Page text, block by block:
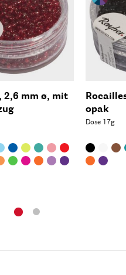
2,6 mm ø, mit
opak
Dose 17g